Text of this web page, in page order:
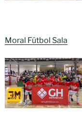
Moral Fútbol Sala